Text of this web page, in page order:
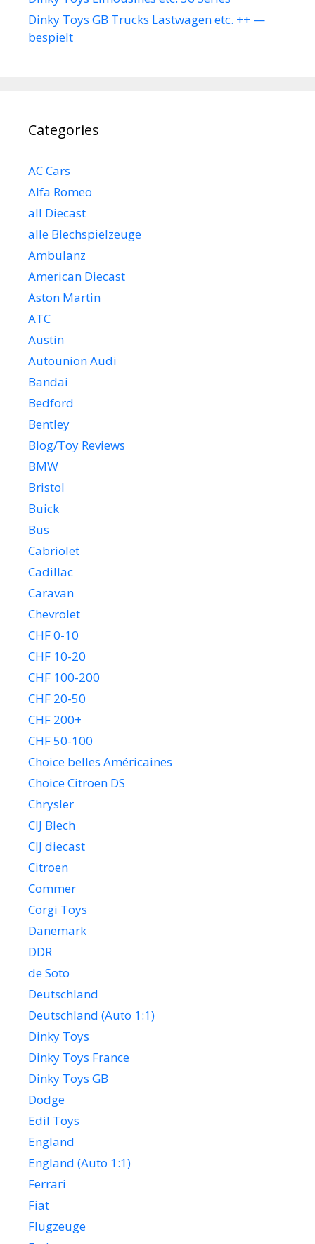
Dinky Toys GB Trucks Lastwagen etc. ++ —
bespielt
Categories
AC Cars
Alfa Romeo
all Diecast
alle Blechspielzeuge
Ambulanz
American Diecast
Aston Martin
ATC
Austin
Autounion Audi
Bandai
Bedford
Bentley
Blog/Toy Reviews
BMW
Bristol
Buick
Bus
Cabriolet
Cadillac
Caravan
Chevrolet
CHF 0-10
CHF 10-20
CHF 100-200
CHF 20-50
CHF 200+
CHF 50-100
Choice belles Américaines
Choice Citroen DS
Chrysler
CIJ Blech
CIJ diecast
Citroen
Commer
Corgi Toys
Dänemark
DDR
de Soto
Deutschland
Deutschland (Auto 1:1)
Dinky Toys
Dinky Toys France
Dinky Toys GB
Dodge
Edil Toys
England
England (Auto 1:1)
Ferrari
Fiat
Flugzeuge